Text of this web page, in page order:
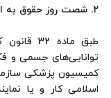
۲. شصت روز حقوق به ازای هرسال اشتغال
طبق ماده
توانایی‌های جسمی و
کمیسیون پزشکی
اسلامی کار و یا